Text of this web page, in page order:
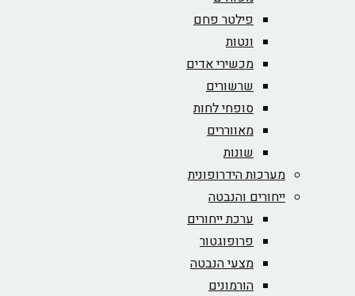
פילטר פחם
ונטות
מכשירי אדים
שרשורים
סופחי לחות
מאווררים
שונות
מערכות הידרופונית
ייחורים והנבטה
ערכת ייחורים
פרופוגטור
מצעי הנבטה
הורמונים